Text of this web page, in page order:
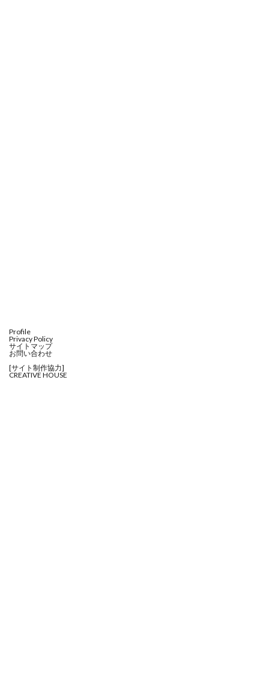
Profile
Privacy Policy
サイトマップ
お問い合わせ
[サイト制作協力]
CREATIVE HOUSE